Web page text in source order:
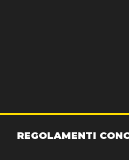
REGOLAMENTI